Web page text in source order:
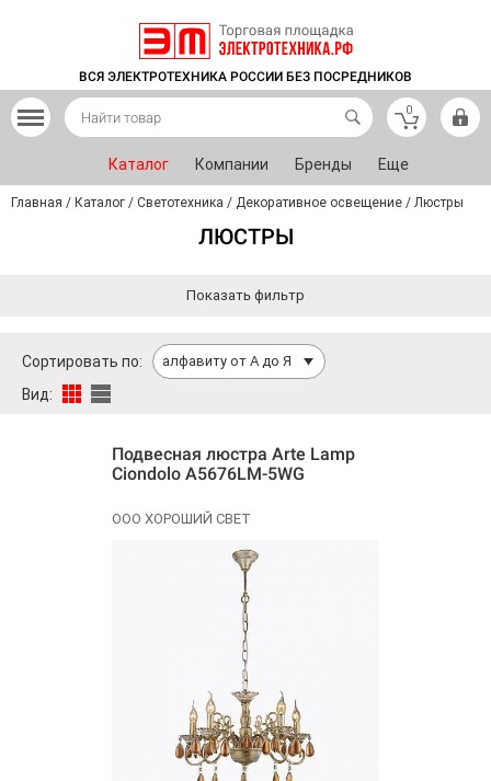
ВСЯ ЭЛЕКТРОТЕХНИКА РОССИИ БЕЗ ПОСРЕДНИКОВ
0
Каталог Компании Бренды Еще
Главная / Каталог / Светотехника / Декоративное освещение / Люстры
ЛЮСТРЫ
Показать фильтр
Сортировать по: алфавиту от А до Я
Вид:
Подвесная люстра Arte Lamp
Ciondolo A5676LM-5WG
ООО ХОРОШИЙ СВЕТ